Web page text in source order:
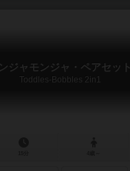
ジャモンジャ・ペアセット
Toddles-Bobbles 2in1